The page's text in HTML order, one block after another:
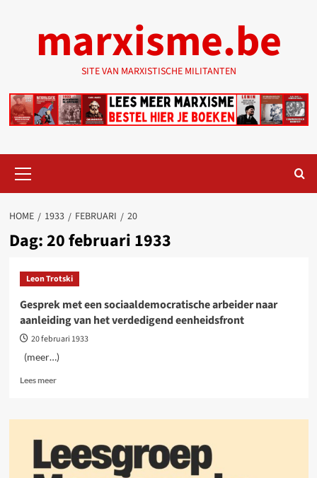
marxisme.be
SITE VAN MARXISTISCHE MILITANTEN
menu
HOME 1933 FEBRUARI 20
Dag:20 februari 1933
Leon Trotski
Gesprek met een sociaaldemocratische arbeider naar
aanleiding van het verdedigend eenheidsfront
20 februari 1933
(meer…)
Lees meerLees
Gesprek
een
sociaaldemocratische
arbeider